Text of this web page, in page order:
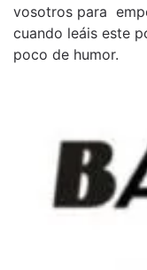
vosotros para
cuando leáis este
poco de humor.